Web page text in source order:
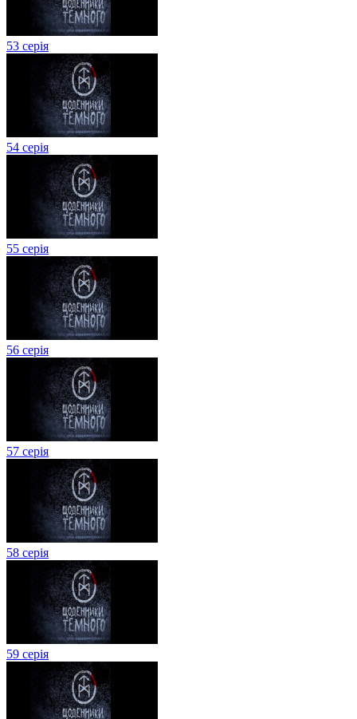
53 серія
54 серія
55 серія
56 серія
57 серія
58 серія
59 серія